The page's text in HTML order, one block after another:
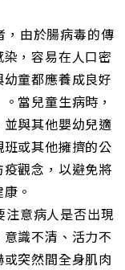
由於腸病毒的傳
，容易在人口密
童都應養成良好
當兒童生病時，
與其他嬰幼兒適
或其他擁擠的公
觀念，以避免將
。
意病人是否出現
識不清、活力不
突然間全身肌肉